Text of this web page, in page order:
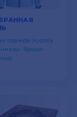
одежда (куртка ·
· брюки ·